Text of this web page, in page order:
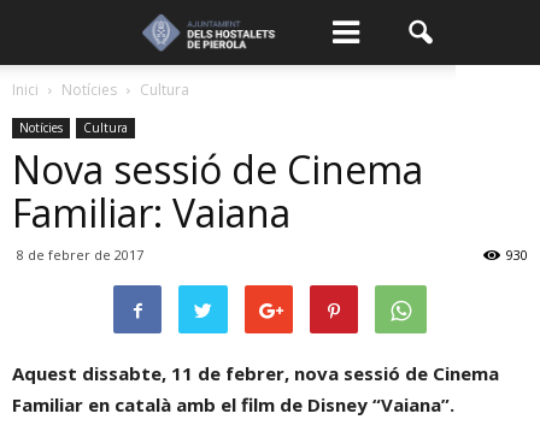
Inici Notícies Cultura
Notícies Cultura
Nova sessió de Cinema
Familiar: Vaiana
8 de febrer de 2017 930
Aquest dissabte, 11 de febrer, nova sessió de Cinema
Familiar en català amb el film de Disney “Vaiana”.